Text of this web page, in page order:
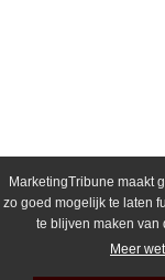
MarketingTribune maakt
zo goed mogelijk te laten
te blijven maken van
Meer